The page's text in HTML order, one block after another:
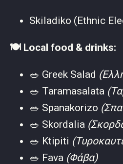
Skiladiko (Ethnic
🍽️ Local food & drinks:
🥗 Greek Salad
🥗 Taramasalata
🥗 Spanakorizo
🥗 Skordalia
🥗 Ktipiti
🥗 Fava (Φάβα)